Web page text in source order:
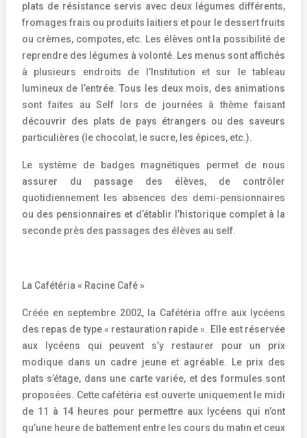
plats de résistance servis avec deux légumes différents,
fromages frais ou produits laitiers et pour le dessert fruits
ou crèmes, compotes, etc. Les élèves ont la possibilité de
reprendre des légumes à volonté. Les menus sont affichés
à plusieurs endroits de l’Institution et sur le tableau
lumineux de l’entrée. Tous les deux mois, des animations
sont faites au Self lors de journées à thème faisant
découvrir des plats de pays étrangers ou des saveurs
particulières (le chocolat, le sucre, les épices, etc.).
Le système de badges magnétiques permet de nous
assurer du passage des élèves, de contrôler
quotidiennement les absences des demi-pensionnaires
ou des pensionnaires et d’établir l’historique complet à la
seconde près des passages des élèves au self.
La Cafétéria « Racine Café »
Créée en septembre 2002, la Cafétéria offre aux lycéens
des repas de type « restauration rapide ». Elle est réservée
aux lycéens qui peuvent s’y restaurer pour un prix
modique dans un cadre jeune et agréable. Le prix des
plats s’étage, dans une carte variée, et des formules sont
proposées. Cette cafétéria est ouverte uniquement le midi
de 11 à 14 heures pour permettre aux lycéens qui n’ont
qu’une heure de battement entre les cours du matin et ceux